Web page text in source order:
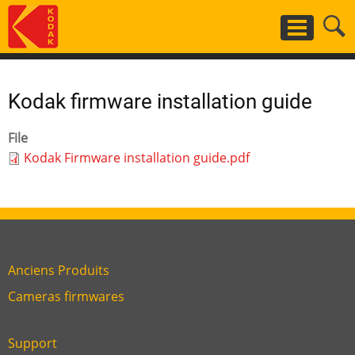
Aller
au
contenu
Kodak firmware installation guide
File
Kodak Firmware installation guide.pdf
Link
footer
Anciens Produits
Link
six
Cameras firmwares
Support